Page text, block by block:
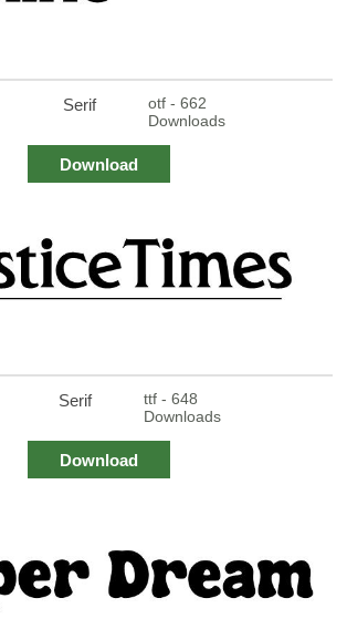
Serif
otf - 662
Downloads
Download
Serif
ttf - 648
Downloads
Download